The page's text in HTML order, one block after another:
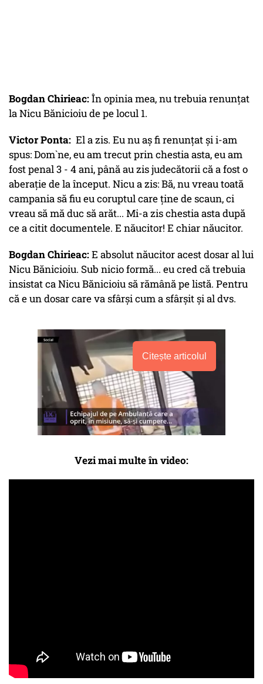
Bogdan Chirieac:În opinia mea, nu trebuia renunțat
la Nicu Bănicioiu de pe locul 1.
Victor Ponta: El a zis. Eu nu aș fi renunțat și i-am
spus: Dom`ne, eu am trecut prin chestia asta, eu am
fost penal 3 - 4 ani, până au zis judecătorii că a fost o
aberație de la început. Nicu a zis: Bă, nu vreau toată
campania să fiu eu coruptul care ține de scaun, ci
vreau să mă duc să arăt... Mi-a zis chestia asta după
ce a citit documentele. E năucitor! E chiar năucitor.
Bogdan Chirieac:E absolut năucitor acest dosar al lui
Nicu Bănicioiu. Sub nicio formă... eu cred că trebuia
insistat ca Nicu Bănicioiu să rămână pe listă. Pentru
că e un dosar care va sfârși cum a sfârșit și al dvs.
Citește articolul
Vezi mai multe în video: